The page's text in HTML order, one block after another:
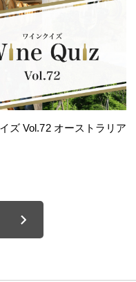
ズ Vol.72 オーストラリア